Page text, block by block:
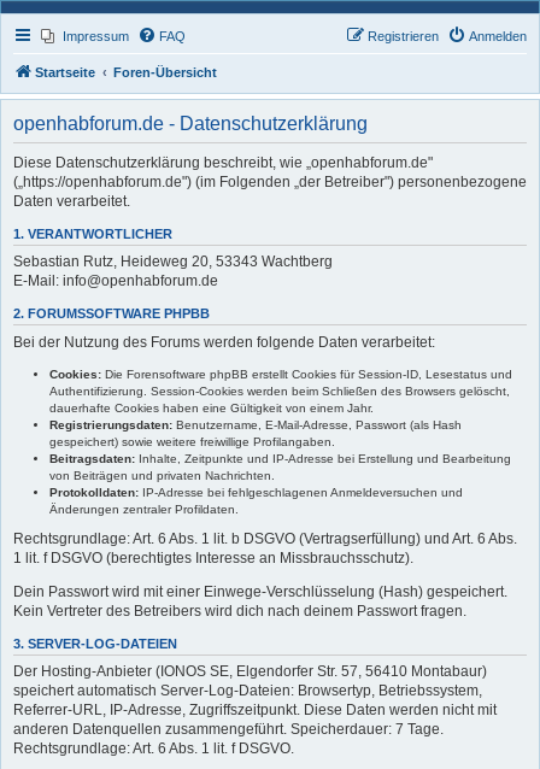
Impressum FAQ Anmelden
Registrieren
Startseite Foren-Übersicht
openhabforum.de - Datenschutzerklärung
Diese Datenschutzerklärung beschreibt, wie „openhabforum.de"
(„https://openhabforum.de") (im Folgenden „der Betreiber") personenbezogene
Daten verarbeitet.
1. VERANTWORTLICHER
Sebastian Rutz, Heideweg 20, 53343 Wachtberg
E-Mail: info@openhabforum.de
2. FORUMSSOFTWARE PHPBB
Bei der Nutzung des Forums werden folgende Daten verarbeitet:
Cookies: Die Forensoftware phpBB erstellt Cookies für Session-ID, Lesestatus und
Authentifizierung. Session-Cookies werden beim Schließen des Browsers gelöscht,
dauerhafte Cookies haben eine Gültigkeit von einem Jahr.
Registrierungsdaten: Benutzername, E-Mail-Adresse, Passwort (als Hash
gespeichert) sowie weitere freiwillige Profilangaben.
Beitragsdaten: Inhalte, Zeitpunkte und IP-Adresse bei Erstellung und Bearbeitung
von Beiträgen und privaten Nachrichten.
Protokolldaten: IP-Adresse bei fehlgeschlagenen Anmeldeversuchen und
Änderungen zentraler Profildaten.
Rechtsgrundlage: Art. 6 Abs. 1 lit. b DSGVO (Vertragserfüllung) und Art. 6 Abs.
1 lit. f DSGVO (berechtigtes Interesse an Missbrauchsschutz).
Dein Passwort wird mit einer Einwege-Verschlüsselung (Hash) gespeichert.
Kein Vertreter des Betreibers wird dich nach deinem Passwort fragen.
3. SERVER-LOG-DATEIEN
Der Hosting-Anbieter (IONOS SE, Elgendorfer Str. 57, 56410 Montabaur)
speichert automatisch Server-Log-Dateien: Browsertyp, Betriebssystem,
Referrer-URL, IP-Adresse, Zugriffszeitpunkt. Diese Daten werden nicht mit
anderen Datenquellen zusammengeführt. Speicherdauer: 7 Tage.
Rechtsgrundlage: Art. 6 Abs. 1 lit. f DSGVO.